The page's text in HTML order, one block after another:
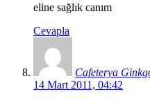
eline sağlık canım
Cevapla
Cafeterya
14 Mart 2011, 04:42